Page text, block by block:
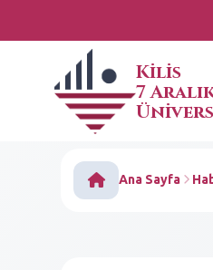
Kilis
7
Ana Sayfa